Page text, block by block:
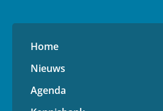
Home
Nieuws
Agenda